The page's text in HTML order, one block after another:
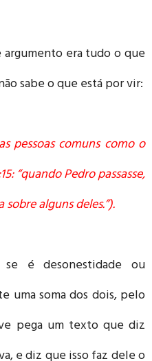
era tudo o que
sabe o que está por vir:
pessoas comuns como o
“quando Pedro passasse,
alguns deles.”).
é desonestidade ou
uma soma dos dois, pelo
pega um texto que diz